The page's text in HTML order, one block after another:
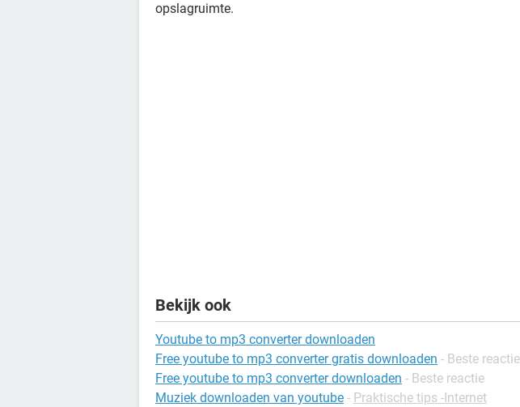
opslagruimte.
Bekijk ook
Youtube to mp3 converter downloaden
Free youtube to mp3 converter gratis downloaden - Beste reactie
Free youtube to mp3 converter downloaden - Beste reactie
Muziek downloaden van youtube - Praktische tips -Internet